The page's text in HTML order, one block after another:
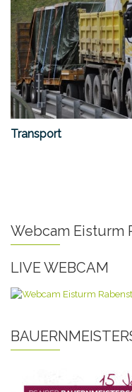
Transport
Webcam Eisturm
LIVE WEBCAM